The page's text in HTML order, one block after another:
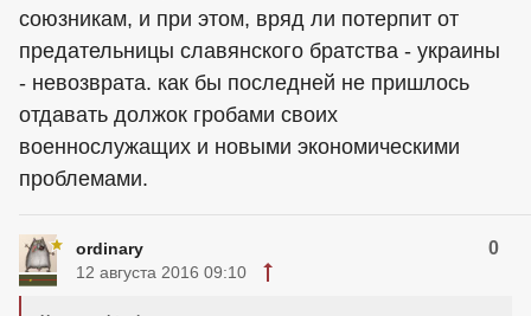
союзникам, и при этом, вряд ли потерпит от
предательницы славянского братства - украины
- невозврата. как бы последней не пришлось
отдавать должок гробами своих
военнослужащих и новыми экономическими
проблемами.
ordinary 0
12 августа 2016 09:10